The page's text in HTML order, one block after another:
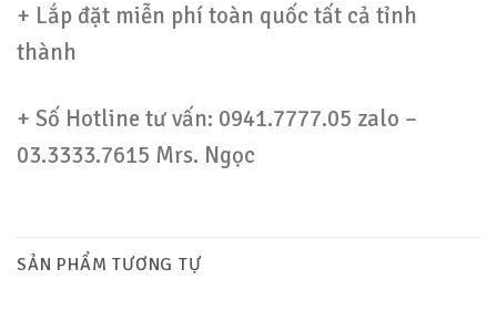
+ Lắp đặt miễn phí toàn quốc tất cả tỉnh
thành
+ Số Hotline tư vấn: 0941.7777.05 zalo –
03.3333.7615 Mrs. Ngọc
SẢN PHẨM TƯƠNG TỰ